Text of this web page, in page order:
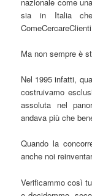
sia in Italia che
Ma non sempre è
Nel 1995 infatti,
costruivamo
assoluta nel
andava più che
Quando la
anche noi
Verificammo così